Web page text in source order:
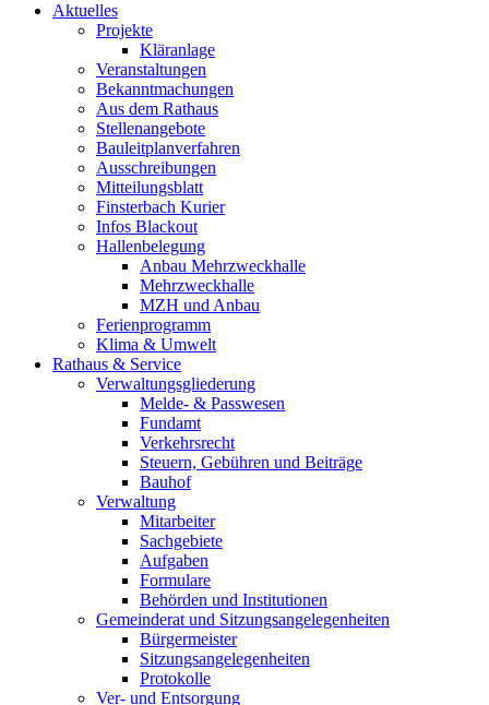
Aktuelles
Projekte
Kläranlage
Veranstaltungen
Bekanntmachungen
Aus dem Rathaus
Stellenangebote
Bauleitplanverfahren
Ausschreibungen
Mitteilungsblatt
Finsterbach Kurier
Infos Blackout
Hallenbelegung
Anbau Mehrzweckhalle
Mehrzweckhalle
MZH und Anbau
Ferienprogramm
Klima & Umwelt
Rathaus & Service
Verwaltungsgliederung
Melde- & Passwesen
Fundamt
Verkehrsrecht
Steuern, Gebühren und Beiträge
Bauhof
Verwaltung
Mitarbeiter
Sachgebiete
Aufgaben
Formulare
Behörden und Institutionen
Gemeinderat und Sitzungsangelegenheiten
Bürgermeister
Sitzungsangelegenheiten
Protokolle
Ver- und Entsorgung